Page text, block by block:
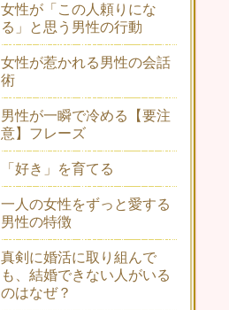
女性が「この人頼りにな
る」と思う男性の行動
女性が惹かれる男性の会話
術
男性が一瞬で冷める【要注
意】フレーズ
「好き」を育てる
一人の女性をずっと愛する
男性の特徴
真剣に婚活に取り組んで
も、結婚できない人がいる
のはなぜ？